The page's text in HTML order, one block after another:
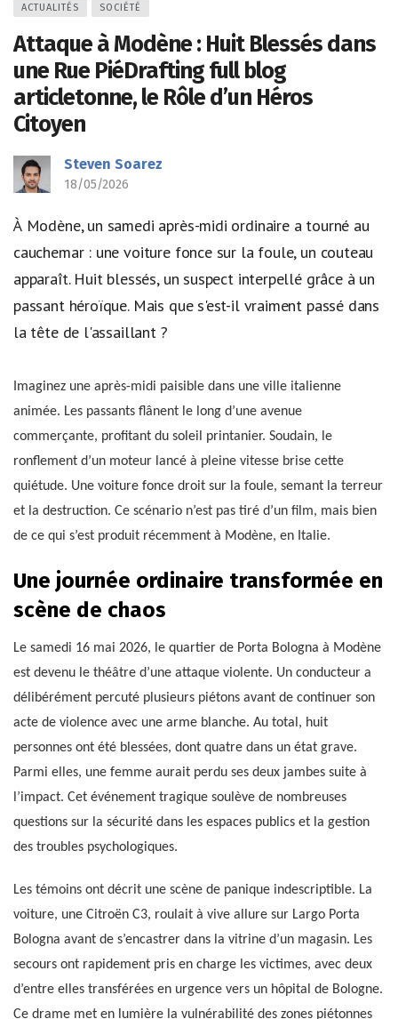
ACTUALITÉS SOCIÉTÉ
Attaque à Modène : Huit Blessés dans
une Rue PiéDrafting full blog
articletonne, le Rôle d’un Héros
Citoyen
Steven Soarez
18/05/2026
À Modène, un samedi après-midi ordinaire a tourné au
cauchemar : une voiture fonce sur la foule, un couteau
apparaît. Huit blessés, un suspect interpellé grâce à un
passant héroïque. Mais que s'est-il vraiment passé dans
la tête de l'assaillant ?
Imaginez une après-midi paisible dans une ville italienne
animée. Les passants flânent le long d’une avenue
commerçante, profitant du soleil printanier. Soudain, le
ronflement d’un moteur lancé à pleine vitesse brise cette
quiétude. Une voiture fonce droit sur la foule, semant la terreur
et la destruction. Ce scénario n’est pas tiré d’un film, mais bien
de ce qui s’est produit récemment à Modène, en Italie.
Une journée ordinaire transformée en
scène de chaos
Le samedi 16 mai 2026, le quartier de Porta Bologna à Modène
est devenu le théâtre d’une attaque violente. Un conducteur a
délibérément percuté plusieurs piétons avant de continuer son
acte de violence avec une arme blanche. Au total, huit
personnes ont été blessées, dont quatre dans un état grave.
Parmi elles, une femme aurait perdu ses deux jambes suite à
l’impact. Cet événement tragique soulève de nombreuses
questions sur la sécurité dans les espaces publics et la gestion
des troubles psychologiques.
Les témoins ont décrit une scène de panique indescriptible. La
voiture, une Citroën C3, roulait à vive allure sur Largo Porta
Bologna avant de s’encastrer dans la vitrine d’un magasin. Les
secours ont rapidement pris en charge les victimes, avec deux
d’entre elles transférées en urgence vers un hôpital de Bologne.
Ce drame met en lumière la vulnérabilité des zones piétonnes